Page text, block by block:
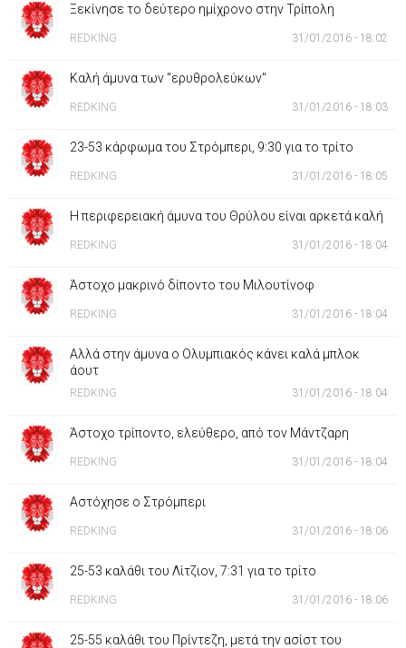
Ξεκίνησε το δεύτερο ημίχρονο στην Τρίπολη
REDKING 31/01/2016 - 18:02
Καλή άμυνα των "ερυθρολεύκων"
REDKING 31/01/2016 - 18:03
23-53 κάρφωμα του Στρόμπερι, 9:30 για το τρίτο
REDKING 31/01/2016 - 18:05
Η περιφερειακή άμυνα του Θρύλου είναι αρκετά καλή
REDKING 31/01/2016 - 18:04
Άστοχο μακρινό δίποντο του Μιλουτίνοφ
REDKING 31/01/2016 - 18:04
Αλλά στην άμυνα ο Ολυμπιακός κάνει καλά μπλοκ
άουτ
REDKING 31/01/2016 - 18:04
Άστοχο τρίποντο, ελεύθερο, από τον Μάντζαρη
REDKING 31/01/2016 - 18:04
Αστόχησε ο Στρόμπερι
REDKING 31/01/2016 - 18:06
25-53 καλάθι του Λίτζιον, 7:31 για το τρίτο
REDKING 31/01/2016 - 18:06
25-55 καλάθι του Πρίντεζη, μετά την ασίστ του